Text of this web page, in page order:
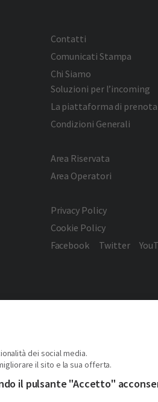
Contatti
Comunicati Stampa
Chi Siamo
Soluzioni per l’incoming
La piattaforma di
Condizioni Generali
Area Riservata
Area Operatori
Privacy Policy
Cookie Policy
Facebook
Twitter
dei social media.
il sito e la sua offerta.
il pulsante "Accetto"